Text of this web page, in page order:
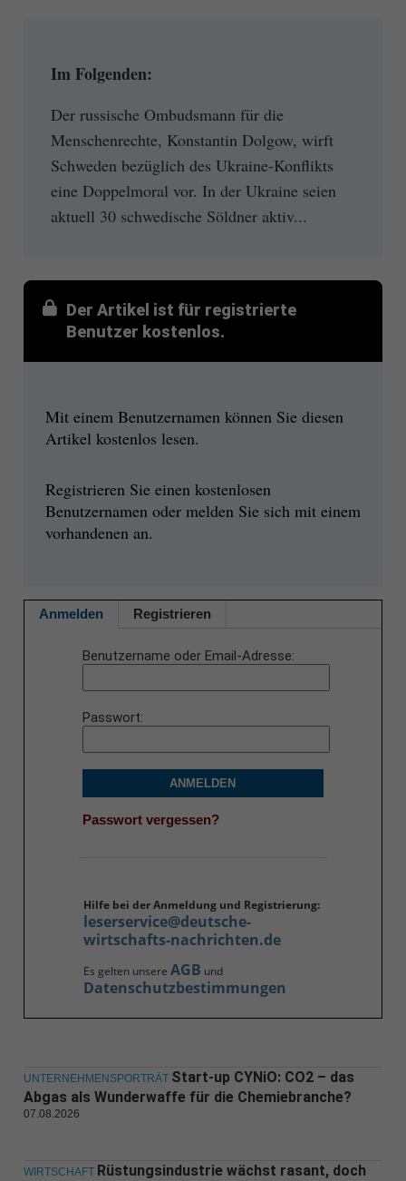
Im Folgenden:
Der russische Ombudsmann für die
Menschenrechte, Konstantin Dolgow, wirft
Schweden bezüglich des Ukraine-Konflikts
eine Doppelmoral vor. In der Ukraine seien
aktuell 30 schwedische Söldner aktiv...
Der Artikel ist für registrierte
Benutzer kostenlos.
Mit einem Benutzernamen können Sie diesen
Artikel kostenlos lesen.
Registrieren Sie einen kostenlosen
Benutzernamen oder melden Sie sich mit einem
vorhandenen an.
Anmelden Registrieren
Benutzername oder Email-Adresse
Passwort
ANMELDEN
Passwort vergessen?
Hilfe bei der Anmeldung und Registrierung:
leserservice@deutsche-
wirtschafts-nachrichten.de
Es gelten unsere AGB und
Datenschutzbestimmungen
UNTERNEHMENSPORTRÄT Start-up CYNiO: CO2 – das
Abgas als Wunderwaffe für die Chemiebranche?
07.08.2026
WIRTSCHAFT Rüstungsindustrie wächst rasant, doch